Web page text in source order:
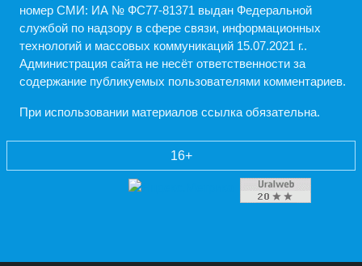
номер СМИ: ИА № ФС77-81371 выдан Федеральной
службой по надзору в сфере связи, информационных
технологий и массовых коммуникаций 15.07.2021 г..
Администрация cайта не несёт ответственности за
содержание публикуемых пользователями комментариев.
При использовании материалов ссылка обязательна.
16+